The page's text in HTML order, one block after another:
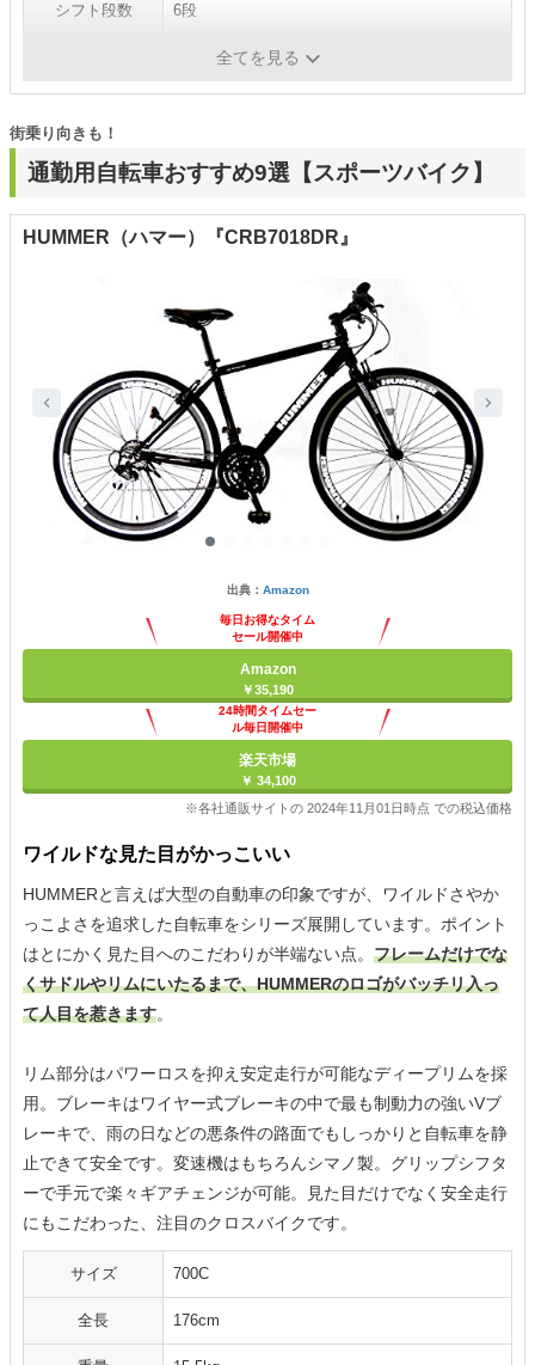
シフト段数 6段
ホワイト、ブラック
全てを見る
通勤用自転車おすすめ9選【スポーツバイク】
街乗り向きも！
HUMMER（ハマー）『CRB7018DR』
出典： Amazon
毎日お得なタイム
セール開催中
Amazon
￥35,190
24時間タイムセー
ル毎日開催中
楽天市場
￥ 34,100
※各社通販サイトの 2024年11月01日時点 での税込価格
ワイルドな見た目がかっこいい
HUMMERと言えば大型の自動車の印象ですが、ワイルドさやか
っこよさを追求した自転車をシリーズ展開しています。ポイント
はとにかく見た目へのこだわりが半端ない点。 フレームだけでな
くサドルやリムにいたるまで、HUMMERのロゴがバッチリ入っ
て人目を惹きます。
リム部分はパワーロスを抑え安定走行が可能なディープリムを採
用。ブレーキはワイヤー式ブレーキの中で最も制動力の強いVブ
レーキで、雨の日などの悪条件の路面でもしっかりと自転車を静
止できて安全です。変速機はもちろんシマノ製。グリップシフタ
ーで手元で楽々ギアチェンジが可能。見た目だけでなく安全走行
にもこだわった、注目のクロスバイクです。
サイズ 700C
全長 176cm